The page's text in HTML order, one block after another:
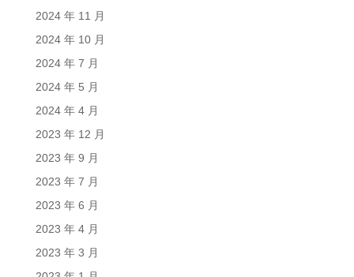
2024 年 11 月
2024 年 10 月
2024 年 7 月
2024 年 5 月
2024 年 4 月
2023 年 12 月
2023 年 9 月
2023 年 7 月
2023 年 6 月
2023 年 4 月
2023 年 3 月